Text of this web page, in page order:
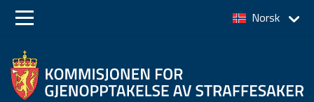
to
to
Norsk